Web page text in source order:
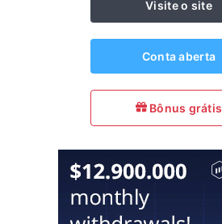
Visite o site
Conta aberta
Bônus grátis